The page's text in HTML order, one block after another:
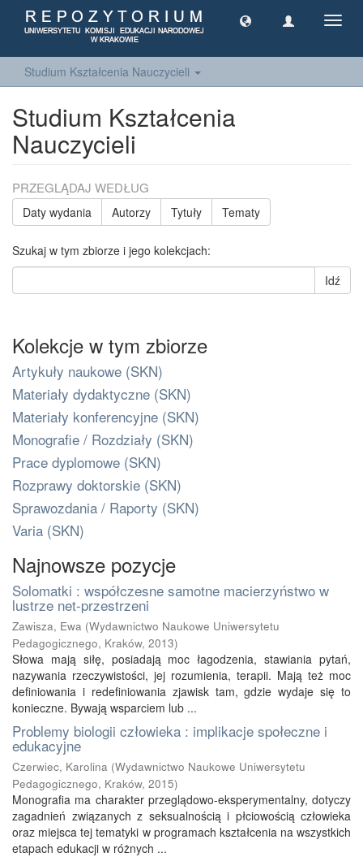
Studium Kształcenia Nauczycieli
Studium Kształcenia
Nauczycieli
PRZEGLĄDAJ WEDŁUG
Daty wydania Autorzy Tytuły Tematy
Szukaj w tym zbiorze i jego kolekcjach:
Idź
Kolekcje w tym zbiorze
Artykuły naukowe (SKN)
Materiały dydaktyczne (SKN)
Materiały konferencyjne (SKN)
Monografie / Rozdziały (SKN)
Prace dyplomowe (SKN)
Rozprawy doktorskie (SKN)
Sprawozdania / Raporty (SKN)
Varia (SKN)
Najnowsze pozycje
Solomatki : współczesne samotne macierzyństwo w
lustrze net-przestrzeni
Zawisza, Ewa (Wydawnictwo Naukowe Uniwersytetu
Pedagogicznego, Kraków, 2013)
Słowa mają siłę, posiadają moc łagodzenia, stawiania pytań,
nazywania rzeczywistości, jej rozumienia, terapii. Mają też moc
definiowania i redefiniowania zjawisk tam, gdzie wydaje się to
konieczne. Bywają wsparciem lub ...
Problemy biologii człowieka : implikacje społeczne i
edukacyjne
Czerwiec, Karolina (Wydawnictwo Naukowe Uniwersytetu
Pedagogicznego, Kraków, 2015)
Monografia ma charakter przeglądowo-eksperymentalny, dotyczy
zagadnień związanych z seksualnością i płciowością człowieka
oraz miejsca tej tematyki w programach kształcenia na wszystkich
etapach edukacji w różnych ...